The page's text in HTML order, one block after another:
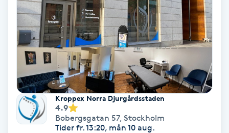
Picolaser
Piercing
Pigmentbehandling
Pigmentfläckar
Plastikkirurgi
Kroppex Norra Djurgårdsstaden
4.9
Bobergsgatan 57, Stockholm
Tider fr. 13:20, mån 10 aug.